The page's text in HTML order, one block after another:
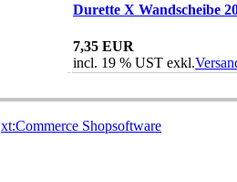
Durette X Wandscheibe
7,35 EUR
incl. 19 % UST exkl.
xt:Commerce Shopsoftware